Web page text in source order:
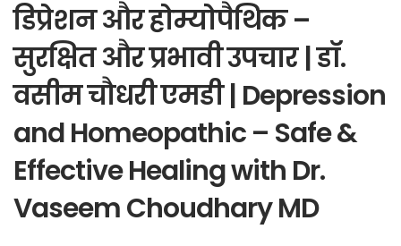
डिप्रेशन और होम्योपैथिक –
सुरक्षित और प्रभावी उपचार | डॉ.
वसीम चौधरी एमडी | Depression
and Homeopathic – Safe &
Effective Healing with Dr.
Vaseem Choudhary MD